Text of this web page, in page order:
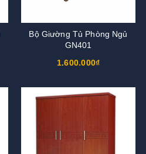
Bộ Giường Tủ Phòng Ngủ
GN401
1.600.000₫